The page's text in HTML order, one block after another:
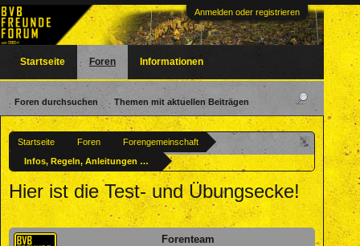
Anmelden oder registrieren
Startseite Foren
Forengemeinschaft
Infos, Regeln, Anleitungen & Testecke
Hier ist die Test- und Übungsecke!
Forenteam
Startseite Foren
Foren durchsuchen Themen mit aktuellen Beiträgen
Informationen